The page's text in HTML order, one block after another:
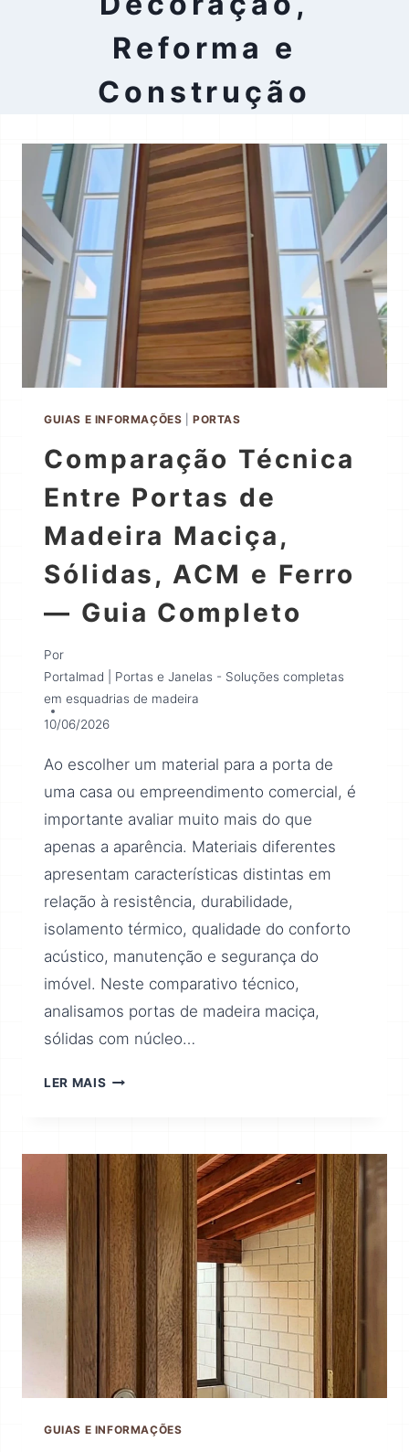
Reforma e
Construção
GUIAS E INFORMAÇÕES |PORTAS
Comparação Técnica
Entre Portas de
Madeira Maciça,
Sólidas, ACM e Ferro
— Guia Completo
Por
Portalmad | Portas e Janelas - Soluções completas
em esquadrias de madeira
10/06/2026
Ao escolher um material para a porta de
uma casa ou empreendimento comercial, é
importante avaliar muito mais do que
apenas a aparência. Materiais diferentes
apresentam características distintas em
relação à resistência, durabilidade,
isolamento térmico, qualidade do conforto
acústico, manutenção e segurança do
imóvel. Neste comparativo técnico,
analisamos portas de madeira maciça,
sólidas com núcleo…
LER MAIS
GUIAS E INFORMAÇÕES